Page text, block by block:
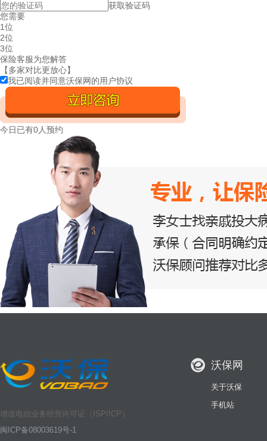
获取验证码
您需要
1位
2位
3位
保险客服为您解答
【多家对比更放心】
我已阅读并同意沃保网的用户协议
今日已有0人预约
增值电信业务经营许可证（ISP/ICP）
闽ICP备08003619号-1
沃保网
关于沃保
手机站